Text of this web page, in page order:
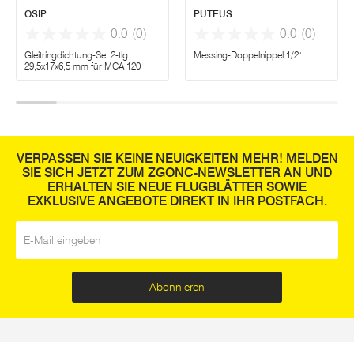
OSIP
0.0 (0)
Gleitringdichtung-Set 2-tlg.
29,5x17x6,5 mm für MCA 120
PUTEUS
0.0 (0)
Messing-Doppelnippel 1/2"
VERPASSEN SIE KEINE NEUIGKEITEN MEHR! MELDEN
SIE SICH JETZT ZUM ZGONC-NEWSLETTER AN UND
ERHALTEN SIE NEUE FLUGBLÄTTER SOWIE
EXKLUSIVE ANGEBOTE DIREKT IN IHR POSTFACH.
Abonnieren